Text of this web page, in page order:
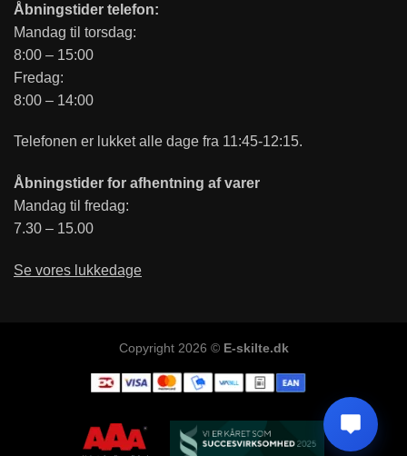
Åbningstider telefon:
Mandag til torsdag:
8:00 – 15:00
Fredag:
8:00 – 14:00
Telefonen er lukket alle dage fra 11:45-12:15.
Åbningstider for afhentning af varer
Mandag til fredag:
7.30 – 15.00
Se vores lukkedage
Copyright 2026 © E-skilte.dk